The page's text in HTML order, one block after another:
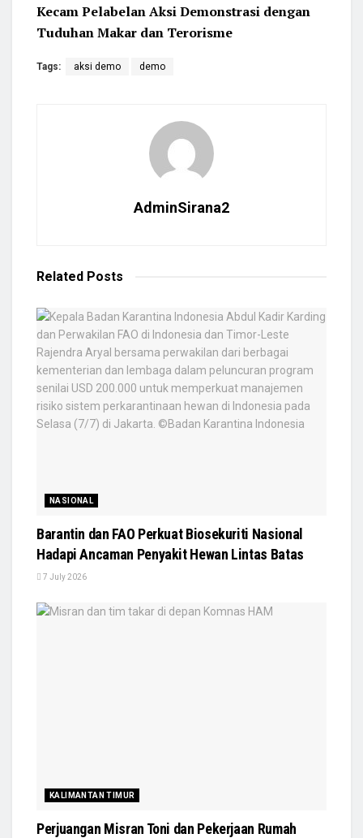
Kecam Pelabelan Aksi Demonstrasi dengan
Tuduhan Makar dan Terorisme
Tags: aksi demo demo
AdminSirana2
Related Posts
NASIONAL
Barantin dan FAO Perkuat Biosekuriti Nasional
Hadapi Ancaman Penyakit Hewan Lintas Batas
7 July 2026
KALIMANTAN TIMUR
Perjuangan Misran Toni dan Pekerjaan Rumah